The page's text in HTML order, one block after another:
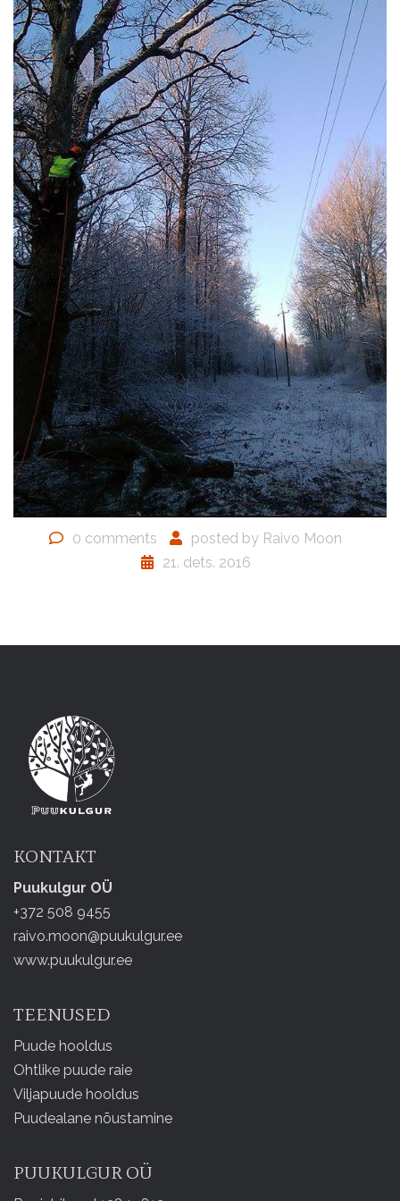
0 comments posted by Raivo Moon
21. dets. 2016
KONTAKT
Puukulgur OÜ
+372 508 9455
raivo.moon@puukulgur.ee
www.puukulgur.ee
TEENUSED
Puude hooldus
Ohtlike puude raie
Viljapuude hooldus
Puudealane nõustamine
PUUKULGUR OÜ